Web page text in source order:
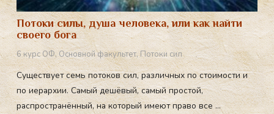
Потоки силы, душа человека, или как найти
своего бога
6 курс ОФ,Основной факультет,Потоки сил
Существует семь потоков сил, различных по стоимости и
по иерархии. Самый дешёвый, самый простой,
распространённый, на который имеют право все ...